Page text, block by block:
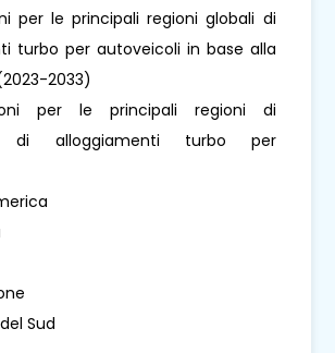
per le principali regioni globali di
turbo per autoveicoli in base alla
2033)
per le principali regioni di
di alloggiamenti turbo per
Sud